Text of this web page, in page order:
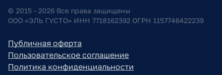
© 2015 - 2026 Все права защищены
ООО «ЭЛЬ ГУСТО» ИНН 7718162392 ОГРН 1157746422239
Публичная оферта
Пользовательское соглашение
Политика конфиденциальности